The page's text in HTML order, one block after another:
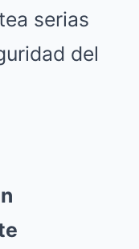
serias
del